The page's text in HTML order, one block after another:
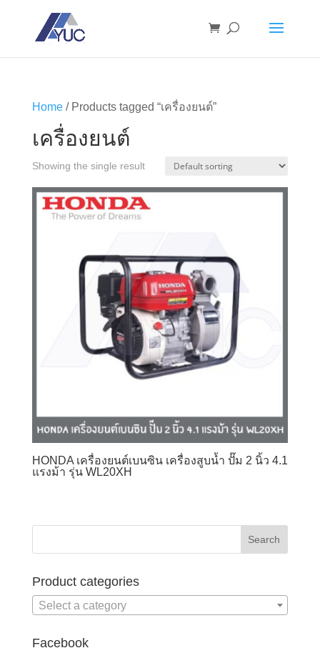
Home/ Products tagged “เครื่องยนต์”
เครื่องยนต์
Showing the single result
HONDA เครื่องยนต์เบนซิน เครื่องสูบน้ำ ปั๊ม 2 นิ้ว 4.1
แรงม้า รุ่น WL20XH
Product categories
Select a category
Facebook